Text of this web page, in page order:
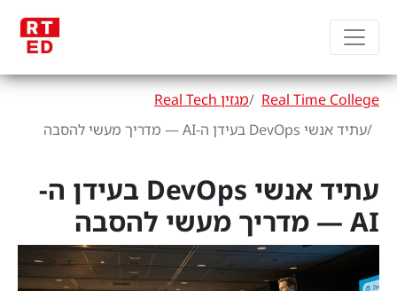
Real Time College
מגזין Real Tech
עתיד אנשי DevOps בעידן ה-AI — מדריך מעשי להסבה
עתיד אנשי DevOps בעידן ה-
AI — מדריך מעשי להסבה